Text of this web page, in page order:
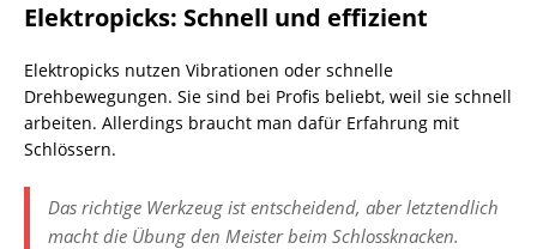
Elektropicks: Schnell und effizient
Elektropicks nutzen Vibrationen oder schnelle
Drehbewegungen. Sie sind bei Profis beliebt, weil sie schnell
arbeiten. Allerdings braucht man dafür Erfahrung mit
Schlössern.
Das richtige Werkzeug ist entscheidend, aber letztendlich
macht die Übung den Meister beim Schlossknacken.